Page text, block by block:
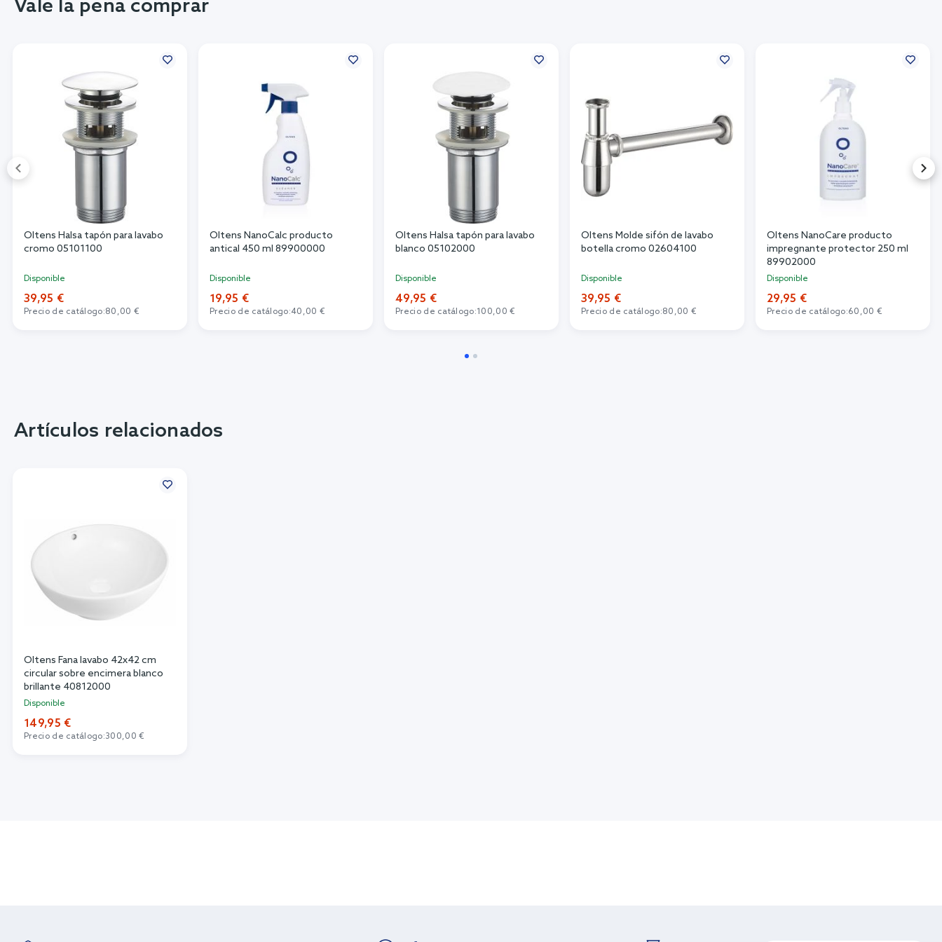
Vale la pena comprar
Oltens Halsa tapón para lavabo
cromo 05101100
Disponible
39,95 €
Precio de catálogo:80,00 €
Oltens NanoCalc producto
antical 450 ml 89900000
Disponible
19,95 €
Precio de catálogo:40,00 €
Oltens Halsa tapón para lavabo
blanco 05102000
Disponible
49,95 €
Precio de catálogo:100,00 €
Oltens Molde sifón de lavabo
botella cromo 02604100
Disponible
39,95 €
Precio de catálogo:80,00 €
Oltens NanoCare producto
impregnante protector 250 ml
89902000
Disponible
29,95 €
Precio de catálogo:60,00 €
Artículos relacionados
Oltens Fana lavabo 42x42 cm
circular sobre encimera blanco
brillante 40812000
Disponible
149,95 €
Precio de catálogo:300,00 €